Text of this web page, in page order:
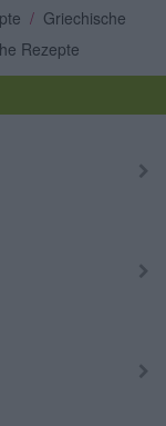
/ Griechische
Rezepte